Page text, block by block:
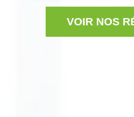
VOIR NOS